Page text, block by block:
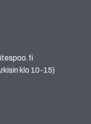
klo 10-15)